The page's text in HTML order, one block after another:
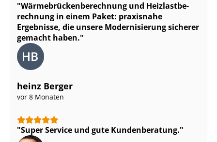
Wär­me­brü­cken­be­rech­nung und Heiz­last­be­
rech­nung in einem Paket: praxisnahe
Ergebnisse, die unsere Modernisierung sicherer
gemacht haben.
heinz Berger
vor 8 Monaten
Super Service und gute Kundenberatung.